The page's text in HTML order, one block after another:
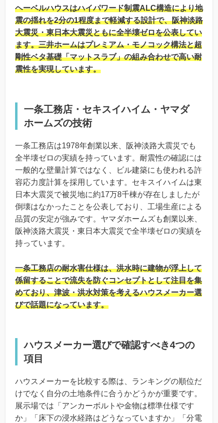
ヘーベルハウスはハイパワード制震ALC構造により地
震の揺れを2分の1程度まで軽減する設計で、阪神淡路
大震災・東日本大震災ともに全半壊ゼロを公表してい
ます。三井ホームはプレミアム・モノコック構法と超
剛性ベタ基礎「マットスラブ」の組み合わせで高い耐
震性を実現しています。
一条工務店・セキスイハイム・ヤマダ
ホームズの技術
一条工務店は1978年創業以来、阪神淡路大震災でも
全半壊ゼロの実績を持っています。耐震性の確認には
一般的な壁量計算ではなく、ビル建築にも使われる許
容応力度計算を採用しています。セキスイハイムは東
日本大震災で被災地に約17万8千棟が存在しましたが
倒壊はなかったことを公表しており、工場生産による
品質の安定が強みです。ヤマダホームズも創業以来、
阪神淡路大震災・東日本大震災で全半壊ゼロの実績を
持っています。
一条工務店の耐水害仕様は、洪水時に建物が浮上して
係留することで流失を防ぐコンセプトとして注目を集
めており、津波・洪水対策を考えるハウスメーカー選
びで話題になっています。
ハウスメーカー選びで確認すべき4つの
項目
ハウスメーカーを比較する際は、ランキングの順位だ
けでなく自分の土地条件に合うかどうかが重要です。
展示場では「アンカーボルトや金物は標準仕様です
か」「床下の浸水経路はどうなっていますか」「分電